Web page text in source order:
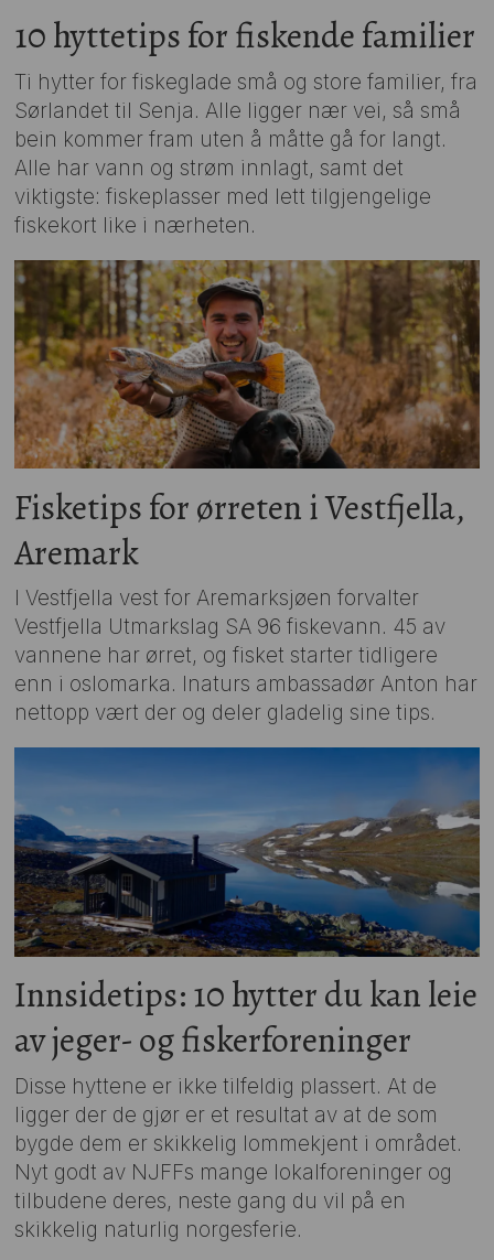
10 hyttetips for fiskende familier
Ti hytter for fiskeglade små og store familier, fra
Sørlandet til Senja. Alle ligger nær vei, så små
bein kommer fram uten å måtte gå for langt.
Alle har vann og strøm innlagt, samt det
viktigste: fiskeplasser med lett tilgjengelige
fiskekort like i nærheten.
Fisketips for ørreten i Vestfjella,
Aremark
I Vestfjella vest for Aremarksjøen forvalter
Vestfjella Utmarkslag SA 96 fiskevann. 45 av
vannene har ørret, og fisket starter tidligere
enn i oslomarka. Inaturs ambassadør Anton har
nettopp vært der og deler gladelig sine tips.
Innsidetips: 10 hytter du kan leie
av jeger- og fiskerforeninger
Disse hyttene er ikke tilfeldig plassert. At de
ligger der de gjør er et resultat av at de som
bygde dem er skikkelig lommekjent i området.
Nyt godt av NJFFs mange lokalforeninger og
tilbudene deres, neste gang du vil på en
skikkelig naturlig norgesferie.